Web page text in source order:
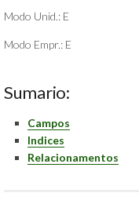
Modo Unid.: E
Modo Empr.: E
Sumario:
Campos
Indices
Relacionamentos